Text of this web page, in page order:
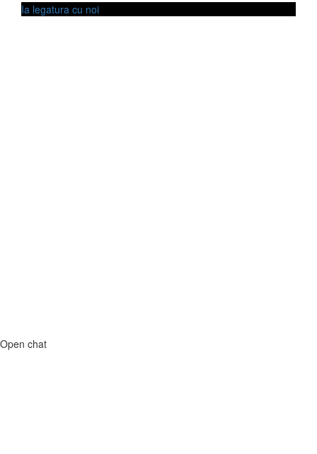
Ia legatura cu noi
Open chat